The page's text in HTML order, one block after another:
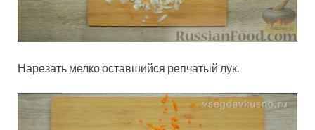
Нарезать мелко оставшийся репчатый лук.